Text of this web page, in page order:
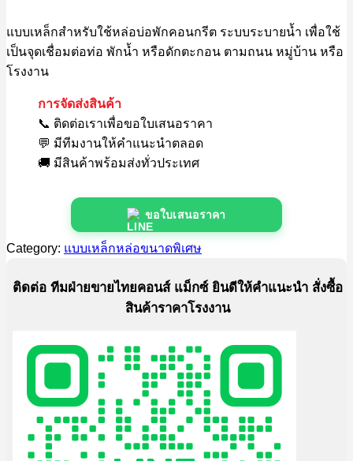
แบบเหล็กสำหรับใช้หล่อบ่อพักคอนกรีต ระบบระบายน้ำ เพื่อใช้
เป็นจุดเชื่อมต่อท่อ พักน้ำ หรือดักตะกอน ตามถนน หมู่บ้าน หรือ
โรงงาน
การจัดส่งสินค้า
📞 ติดต่อเราเพื่อขอใบเสนอราคา
💬 มีทีมงานให้คำแนะนำตลอด
🚚 มีสินค้าพร้อมส่งทั่วประเทศ
ขอใบเสนอราคา
Category: แบบเหล็กหล่อขนาดพิเศษ
ติดต่อ ทีมฝ่ายขายไทยคอนส์ แม็กซ์ ยินดีให้คำแนะนำ สั่งซื้อ
สินค้าราคาโรงงาน